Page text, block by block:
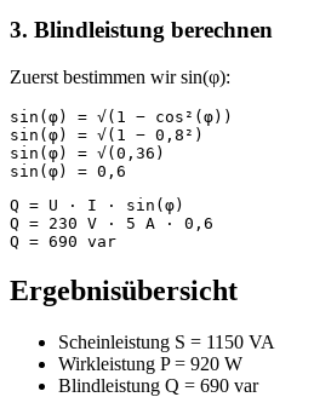
3. Blindleistung berechnen
Zuerst bestimmen wir sin(φ):
sin(φ) = √(1 − cos²(φ))
sin(φ) = √(1 − 0,8²)
sin(φ) = √(0,36)
sin(φ) = 0,6
Q = U · I · sin(φ)
Q = 230 V · 5 A · 0,6
Q = 690 var
Ergebnisübersicht
Scheinleistung S = 1150 VA
Wirkleistung P = 920 W
Blindleistung Q = 690 var